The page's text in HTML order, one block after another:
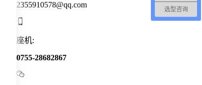
2355910578@qq.com
座机:
0755-28682867

选型咨询